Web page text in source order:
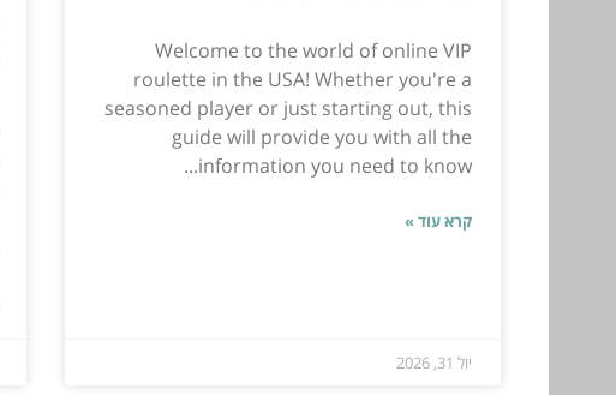
Welcome to the world of online VIP
roulette in the USA! Whether you're a
seasoned player or just starting out, this
guide will provide you with all the
information you need to know...
קרא עוד »
יול 31, 2026